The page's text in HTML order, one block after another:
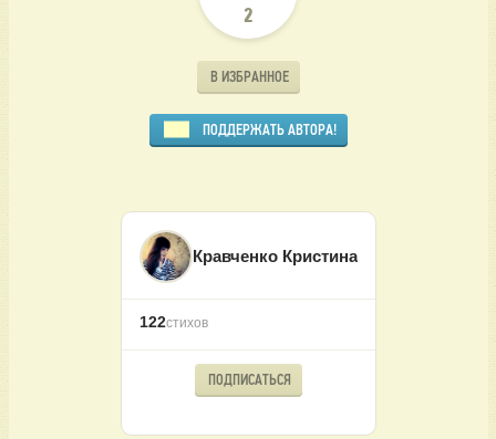
2
В ИЗБРАННОЕ
ПОДДЕРЖАТЬ АВТОРА!
Кравченко Кристина
122стихов
ПОДПИСАТЬСЯ